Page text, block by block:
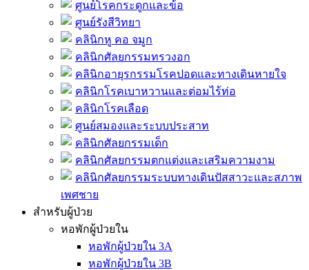
ศูนย์โรคกระดูกและข้อ
ศูนย์รังสีวิทยา
คลินิกหู คอ จมูก
คลินิกศัลยกรรมทรวงอก
คลินิกอายุรกรรมโรคปอดและทางเดินหายใจ
คลินิกโรคเบาหวานและต่อมไร้ท่อ
คลินิกโรคเลือด
ศูนย์สมองและระบบประสาท
คลินิกศัลยกรรมเด็ก
คลินิกศัลยกรรมตกแต่งและเสริมความงาม
คลินิกศัลยกรรมระบบทางเดินปัสสาวะและสภาพ
เพศชาย
สำหรับผู้ป่วย
หอพักผู้ป่วยใน
หอพักผู้ป่วยใน 3A
หอพักผู้ป่วยใน 3B